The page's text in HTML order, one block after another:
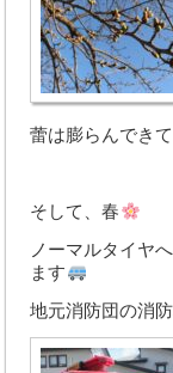
オートオークシ
車検整備
レッカー対応
中古車買取
Q&A・お問合わせ
メールでのお問
蕾は膨らんでき
そして、春
ノーマルタイヤ
ます
地元消防団の消